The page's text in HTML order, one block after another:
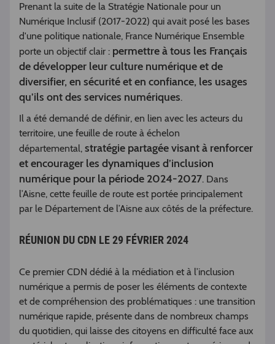
Prenant la suite de la Stratégie Nationale pour un
Numérique Inclusif (2017-2022) qui avait posé les bases
d'une politique nationale, France Numérique Ensemble
porte un objectif clair : permettre à tous les Français
de développer leur culture numérique et de
diversifier, en sécurité et en confiance, les usages
qu’ils ont des services numériques.
Il a été demandé de définir, en lien avec les acteurs du
territoire, une feuille de route à échelon
départemental, stratégie partagée visant à renforcer
et encourager les dynamiques d’inclusion
numérique pour la période 2024-2027. Dans
l’Aisne, cette feuille de route est portée principalement
par le Département de l’Aisne aux côtés de la préfecture.
RÉUNION DU CDN LE 29 FÉVRIER 2024
Ce premier CDN dédié à la médiation et à l’inclusion
numérique a permis de poser les éléments de contexte
et de compréhension des problématiques : une transition
numérique rapide, présente dans de nombreux champs
du quotidien, qui laisse des citoyens en difficulté face aux